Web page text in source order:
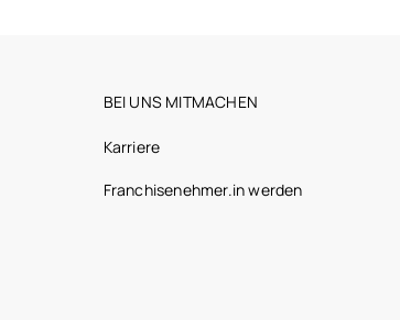
BEI UNS MITMACHEN
Karriere
Franchisenehmer.in werden